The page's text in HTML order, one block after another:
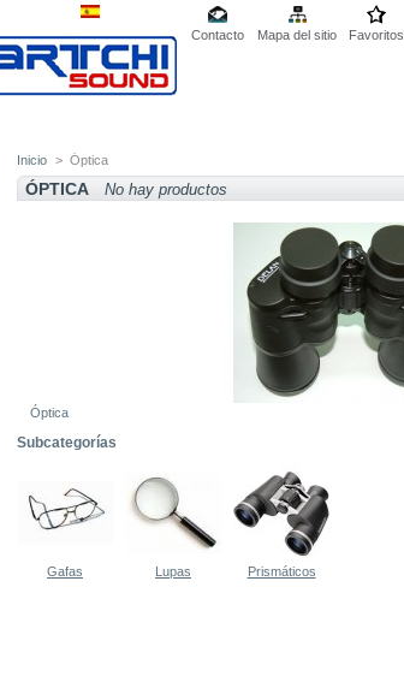
Contacto Mapa del sitio
Favoritos
Inicio > Óptica
ÓPTICA No hay productos
Óptica
Subcategorías
Gafas Lupas Prismáticos